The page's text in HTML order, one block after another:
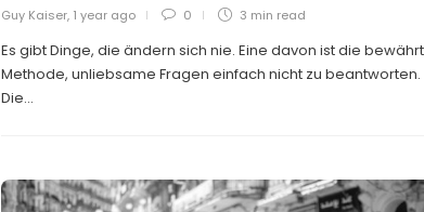
Guy Kaiser, 1 year ago 0 3 min read
Es gibt Dinge, die ändern sich nie. Eine davon ist die
Methode, unliebsame Fragen einfach nicht zu beantworten.
Die...